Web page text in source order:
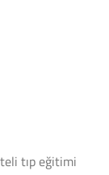
tıp eğitimi